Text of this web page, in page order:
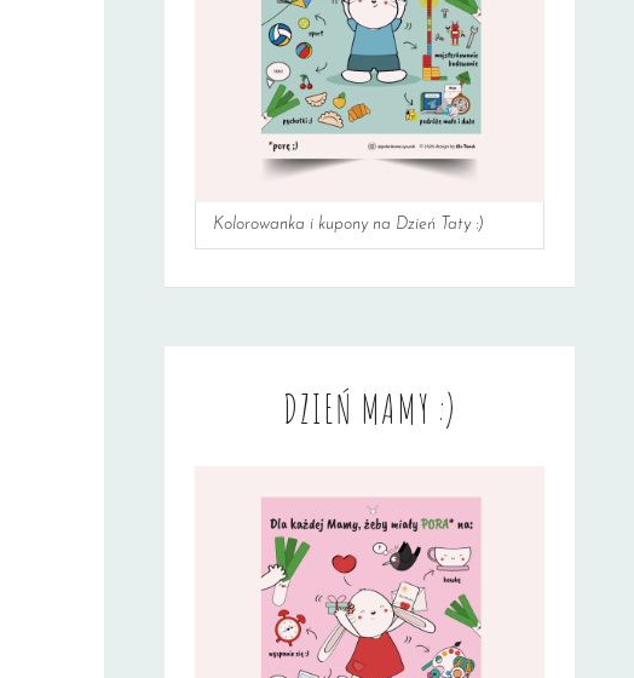
Kolorowanka i kupony na Dzień Taty :)
DZIEŃ MAMY :)